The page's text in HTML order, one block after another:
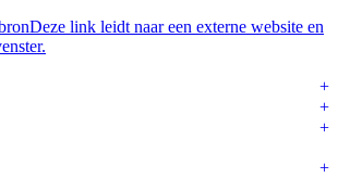
Deze link leidt naar een externe website en